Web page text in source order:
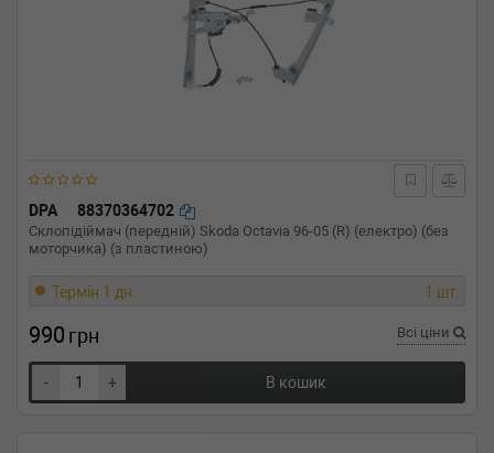
DPA 88370364702
Склопідіймач (передній) Skoda Octavia 96-05 (R) (електро) (без
моторчика) (з пластиною)
Термін 1 дн. 1 шт.
990 грн Всі ціни
- + В кошик